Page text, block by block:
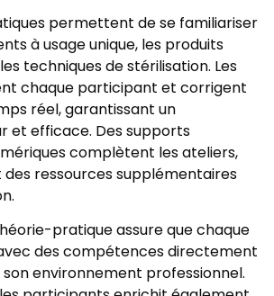
permettent de se familiariser
à usage unique, les produits
techniques de stérilisation. Les
chaque participant et corrigent
réel, garantissant un
et efficace. Des supports
complètent les ateliers,
ressources supplémentaires
pratique assure que chaque
des compétences directement
environnement professionnel.